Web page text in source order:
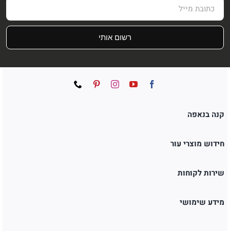
רשום אותי
קנה בנאפה
חידוש מוצרי עור
שירות לקוחות
מידע שימושי